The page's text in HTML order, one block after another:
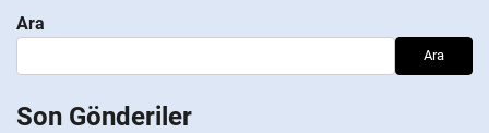
Ara
Ara
Son Gönderiler